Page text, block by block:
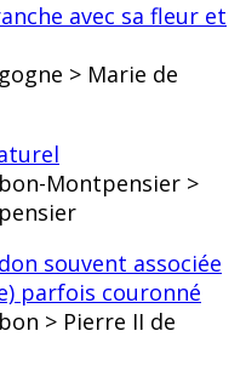
avec sa fleur et
> Marie de
Montpensier >
souvent associée
parfois couronné
> Pierre II de